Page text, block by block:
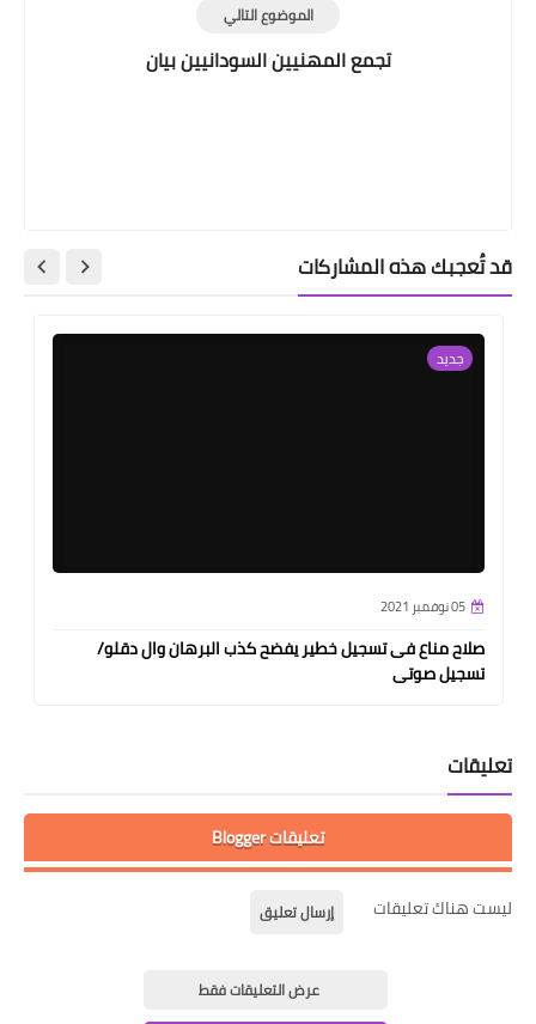
الموضوع التالي
تجمع المهنيين السودانيين بيان
قد تُعجبك هذه المشاركات
جديد
05 نوفمبر 2021
صلاح مناع فى تسجيل خطير يفضح كذب البرهان وال دقلو/
تسجيل صوتى
تعليقات
تعليقات Blogger
ليست هناك تعليقات إرسال تعليق
عرض التعليقات فقط